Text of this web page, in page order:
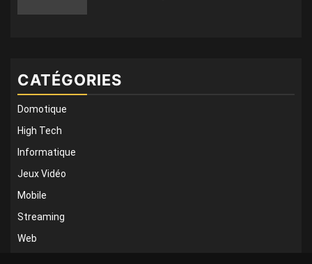
CATÉGORIES
Domotique
High Tech
Informatique
Jeux Vidéo
Mobile
Streaming
Web